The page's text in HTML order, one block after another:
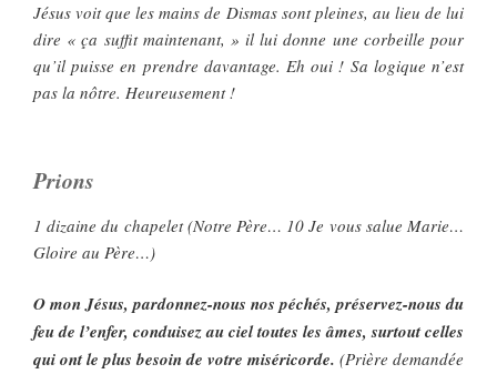
Jésus voit que les mains de Dismas sont pleines, au lieu de lui
dire « ça suffit maintenant, » il lui donne une corbeille pour
qu’il puisse en prendre davantage. Eh oui ! Sa logique n’est
pas la nôtre. Heureusement !
Prions
1 dizaine du chapelet (Notre Père… 10 Je vous salue Marie…
Gloire au Père…)
O mon Jésus, pardonnez-nous nos péchés, préservez-nous du
feu de l’enfer, conduisez au ciel toutes les âmes, surtout celles
qui ont le plus besoin de votre miséricorde. (Prière demandée